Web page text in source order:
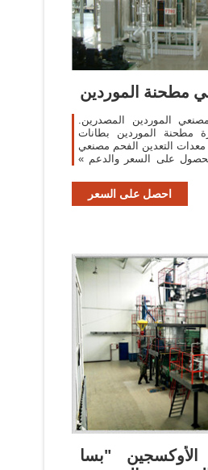
مطحنة الموردين
الموردين المصدرين.
مطحنة الموردين بطانات
معدات التعدين الفحم مصنعي
على السعر والدعم »
احصل على السعر
الأوكسجين "بسا